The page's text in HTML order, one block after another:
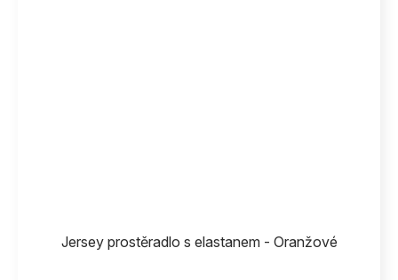
Jersey prostěradlo s elastanem - Oranžové